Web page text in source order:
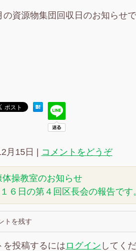
の資源物集団回収日のお知らせ
月15日 コメントをどうぞ
体操教室のお知らせ
６日の第４回区長会の報告です
トを残す
を投稿するには ログイン してく